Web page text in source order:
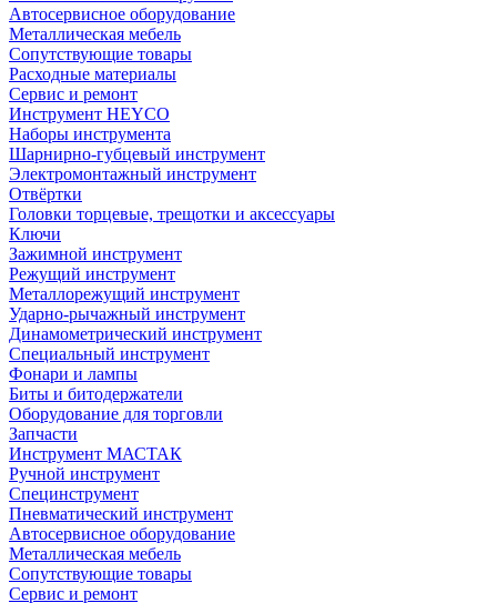
Автосервисное оборудование
Металлическая мебель
Сопутствующие товары
Расходные материалы
Сервис и ремонт
Инструмент HEYCO
Наборы инструмента
Шарнирно-губцевый инструмент
Электромонтажный инструмент
Отвёртки
Головки торцевые, трещотки и аксессуары
Ключи
Зажимной инструмент
Режущий инструмент
Металлорежущий инструмент
Ударно-рычажный инструмент
Динамометрический инструмент
Специальный инструмент
Фонари и лампы
Биты и битодержатели
Оборудование для торговли
Запчасти
Инструмент МАСТАК
Ручной инструмент
Специнструмент
Пневматический инструмент
Автосервисное оборудование
Металлическая мебель
Сопутствующие товары
Сервис и ремонт